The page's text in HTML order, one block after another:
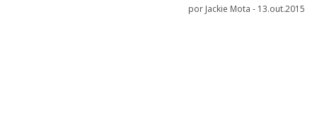
por Jackie Mota - 13.out.2015